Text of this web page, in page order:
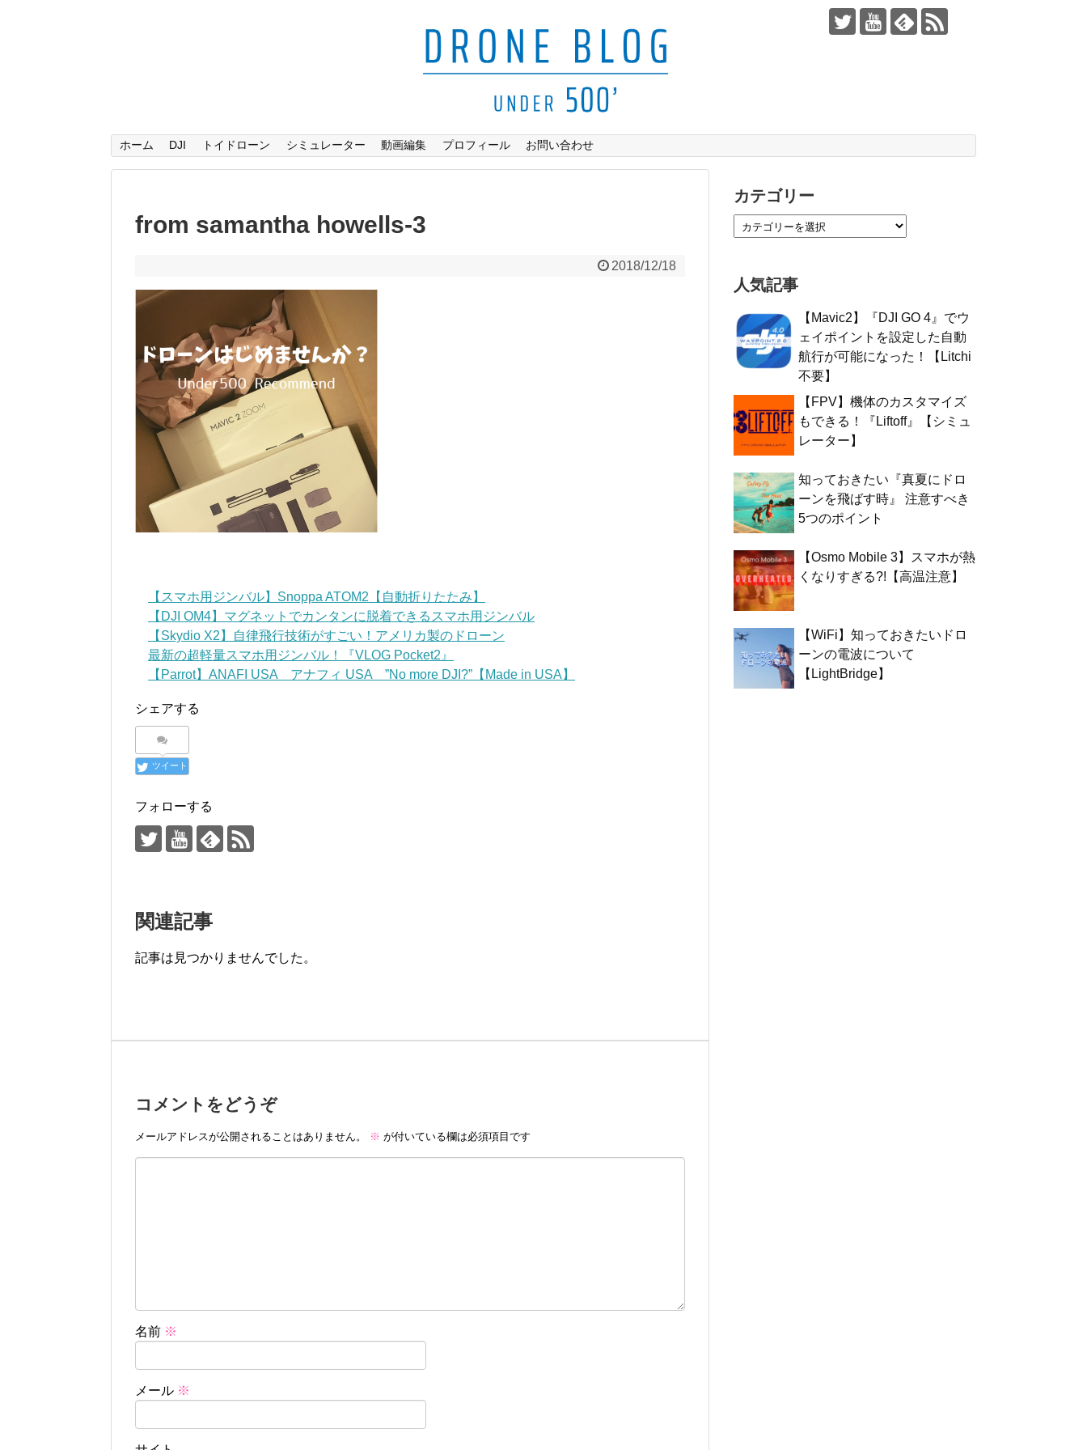
ホーム DJI トイドローン シミュレーター 動画編集 プロフィール お問い合わせ
from samantha howells-3
2018/12/18
【スマホ用ジンバル】Snoppa ATOM2【自動折りたたみ】
【DJI OM4】マグネットでカンタンに脱着できるスマホ用ジンバル
【Skydio X2】自律飛行技術がすごい！アメリカ製のドローン
最新の超軽量スマホ用ジンバル！『VLOG Pocket2』
【Parrot】ANAFI USA アナフィ USA ”No more DJI?”【Made in USA】
シェアする
ツイート
フォローする
関連記事
記事は見つかりませんでした。
コメントをどうぞ
メールアドレスが公開されることはありません。 ※ が付いている欄は必須項目です
名前 ※
メール ※
カテゴリー
人気記事
【Mavic2】『DJI GO 4』でウ
ェイポイントを設定した自動
航行が可能になった！【Litchi
不要】
【FPV】機体のカスタマイズ
もできる！『Liftoff』【シミュ
レーター】
知っておきたい『真夏にドロ
ーンを飛ばす時』 注意すべき
5つのポイント
【Osmo Mobile 3】スマホが熱
くなりすぎる?!【高温注意】
【WiFi】知っておきたいドロ
ーンの電波について
【LightBridge】